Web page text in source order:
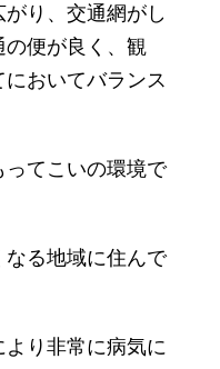
り、交通網がし
の便が良く、観
おいてバランス
てこいの環境で
る地域に住んで
り非常に病気に